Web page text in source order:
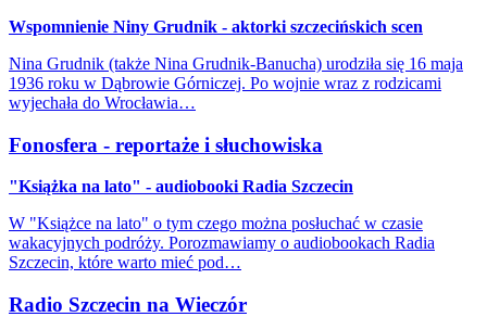
Wspomnienie Niny Grudnik - aktorki szczecińskich scen
Nina Grudnik (także Nina Grudnik-Banucha) urodziła się 16 maja
1936 roku w Dąbrowie Górniczej. Po wojnie wraz z rodzicami
wyjechała do Wrocławia…
Fonosfera - reportaże i słuchowiska
"Książka na lato" - audiobooki Radia Szczecin
W "Książce na lato" o tym czego można posłuchać w czasie
wakacyjnych podróży. Porozmawiamy o audiobookach Radia
Szczecin, które warto mieć pod…
Radio Szczecin na Wieczór